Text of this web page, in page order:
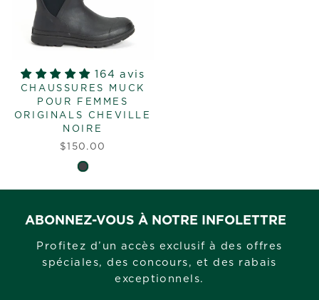
164 avis
CHAUSSURES MUCK
POUR FEMMES
ORIGINALS CHEVILLE
NOIRE
$150.00
ABONNEZ-VOUS À NOTRE INFOLETTRE
Profitez d’un accès exclusif à des offres
spéciales, des concours, et des rabais
exceptionnels.